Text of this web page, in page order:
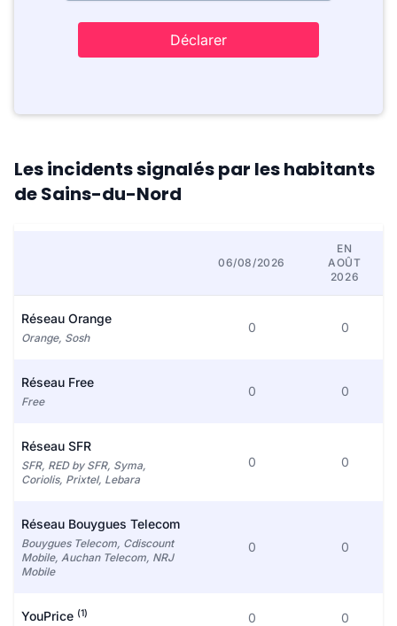
Déclarer
Les incidents signalés par les habitants
de Sains-du-Nord
06/08/2026
EN
AOÛT
2026
Réseau Orange
Orange, Sosh
0 0
Réseau Free
Free
0 0
Réseau SFR
SFR, RED by SFR, Syma,
Coriolis, Prixtel, Lebara
0 0
Réseau Bouygues Telecom
Bouygues Telecom, Cdiscount
Mobile, Auchan Telecom, NRJ
Mobile
0 0
YouPrice (1) 0 0